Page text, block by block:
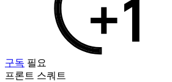
구독 필요
프론트 스쿼트